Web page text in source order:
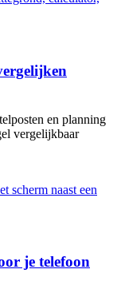
en planning
vergelijkbaar
je telefoon